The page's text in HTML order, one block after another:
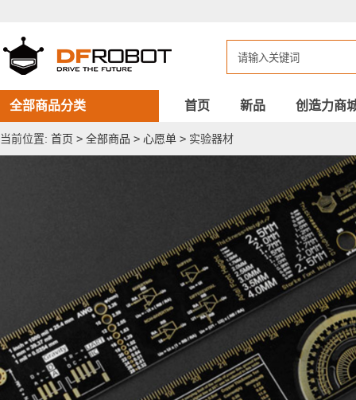
材
全部商品分类 首页 新品 创造力商
当前位置: 首页 > 全部商品 > 心愿单 > 实验器材